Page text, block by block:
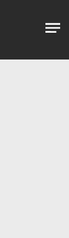
Open
menu